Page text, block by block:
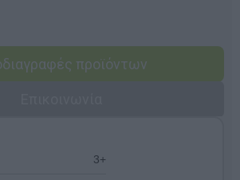
προϊόντων
3+